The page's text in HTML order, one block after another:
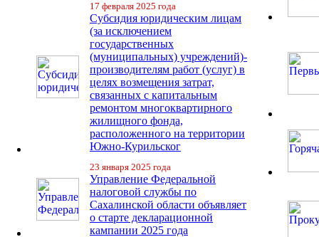
17 февраля 2025 года
Субсидия юридическим лицам
(за исключением
государственных
(муниципальных) учреждений)-
производителям работ (услуг) в
целях возмещения затрат,
связанных с капитальным
ремонтом многоквартирного
жилищного фонда,
расположенного на территории
Южно-Курильског
23 января 2025 года
Управление Федеральной
налоговой службы по
Сахалинской области объявляет
о старте декларационной
кампании 2025 года